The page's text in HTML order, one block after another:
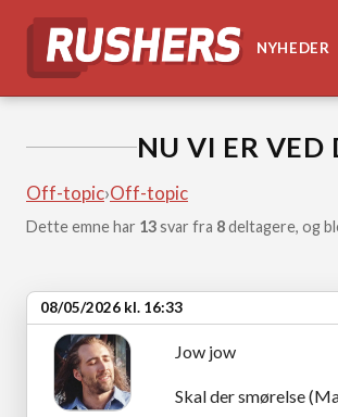
NYHEDER
NU VI ER VED
Off-topic›Off-topic
Dette emne har 13svar fra 8deltagere, og
08/05/2026 kl. 16:33
Jow jow
Skal der smørelse